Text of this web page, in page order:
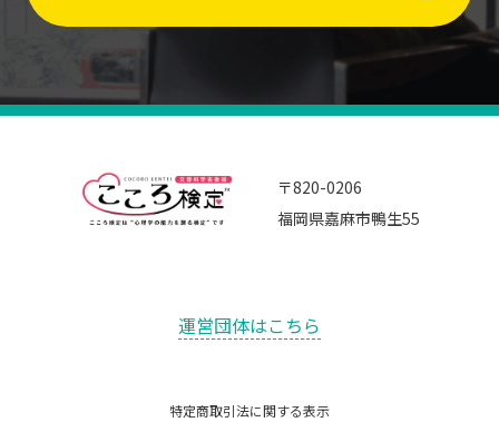
〒820-0206
福岡県嘉麻市鴨生55
運営団体はこちら
特定商取引法に関する表示